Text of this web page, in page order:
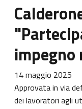
14 maggio 2025
Approvata in via
dei lavoratori agli